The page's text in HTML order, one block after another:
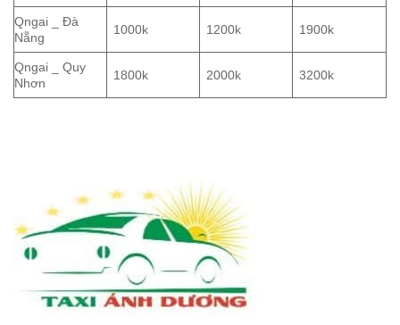
Qngai _ Đà
Nẵng
1000k 1200k 1900k
Qngai _ Quy
Nhơn
1800k 2000k 3200k